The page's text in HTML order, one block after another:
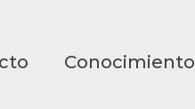
Conocimiento